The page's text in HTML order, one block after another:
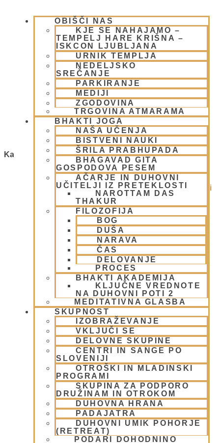
OBIŠČI NAS
KJE SE NAHAJAMO –
TEMPELJ HARE KRIŠNA –
ISKCON LJUBLJANA
URNIK TEMPLJA
NEDELJSKO
SREČANJE
PARKIRANJE
MEDIJI
ZGODOVINA
TRGOVINA ATMARAMA
BHAKTI JOGA
NAŠA UČENJA
BISTVENI NAUKI
ŠRILA PRABHUPADA
BHAGAVAD GITA
GOSPODOVA PESEM
AČARJE IN DUHOVNI
UČITELJI IZ PRETEKLOSTI
NAROTTAM DAS
THAKUR
FILOZOFIJA
BOG
DUŠA
NARAVA
ČAS
DELOVANJE
PROCES
BHAKTI AKADEMIJA
KLJUČNE VREDNOTE
NA DUHOVNI POTI 2
MEDITATIVNA GLASBA
SKUPNOST
IZOBRAŽEVANJE
VKLJUČI SE
DELOVNE SKUPINE
CENTRI IN SANGE PO
SLOVENIJI
OTROŠKI IN MLADINSKI
PROGRAMI
SKUPINA ZA PODPORO
DRUŽINAM IN OTROKOM
DUHOVNA HRANA
PADAJATRA
DUHOVNI UMIK POHORJE
(RETREAT)
PODARI DOHODNINO
Utrinki z delavnice "Cvet za
Gospoda Krišno"
19 oktobra, 2008
Preberi več »
Kategorije
1.Blog(26)
Ačarje v sampradaji – duhovni učitelji iz preteklosti
Animacije(1)
Bog, živo bitje in narava(17)
Centri, Nama hatte in sange po Sloveniji(1)
Duhovni učitelj – Šrila Prabhupada
Duhovni umik
(9)
FESTIVALI
(10)
Gita mahatmja(3)
Glasba
Gledališke igre(1)
Intervjuji (8)
Iskcon po svetu(2)
Jatra Javornik 2008(1)
Karma, reinkarnacija in bhakti
(8)
Krišna – vrhovna božanska oseba(7)
KRIŠNA BAZAR(1)
Krišnove inkarnacije(11)
Meditacija(9)
MORALA IN ETIKA(5)
Napitki – topli(1)